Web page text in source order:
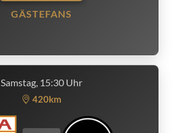
GÄSTEFANS
Samstag, 15:30 Uhr
420km